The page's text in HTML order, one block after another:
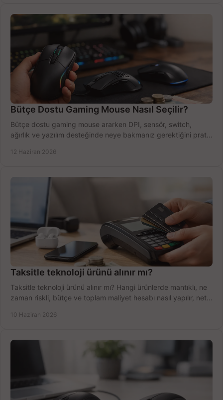
Bütçe Dostu Gaming Mouse Nasıl Seçilir?
Bütçe dostu gaming mouse ararken DPI, sensör, switch,
ağırlık ve yazılım desteğinde neye bakmanız gerektiğini pratik
12 Haziran 2026
Taksitle teknoloji ürünü alınır mı?
Taksitle teknoloji ürünü alınır mı? Hangi ürünlerde mantıklı, ne
zaman riskli, bütçe ve toplam maliyet hesabı nasıl yapılır, net
10 Haziran 2026